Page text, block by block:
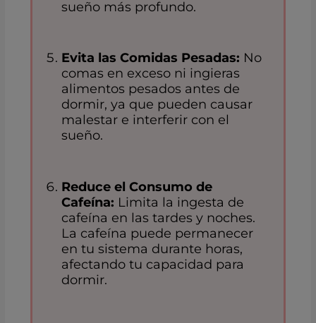
sueño más profundo.
Evita las Comidas Pesadas: No
comas en exceso ni ingieras
alimentos pesados antes de
dormir, ya que pueden causar
malestar e interferir con el
sueño.
Reduce el Consumo de
Cafeína: Limita la ingesta de
cafeína en las tardes y noches.
La cafeína puede permanecer
en tu sistema durante horas,
afectando tu capacidad para
dormir.